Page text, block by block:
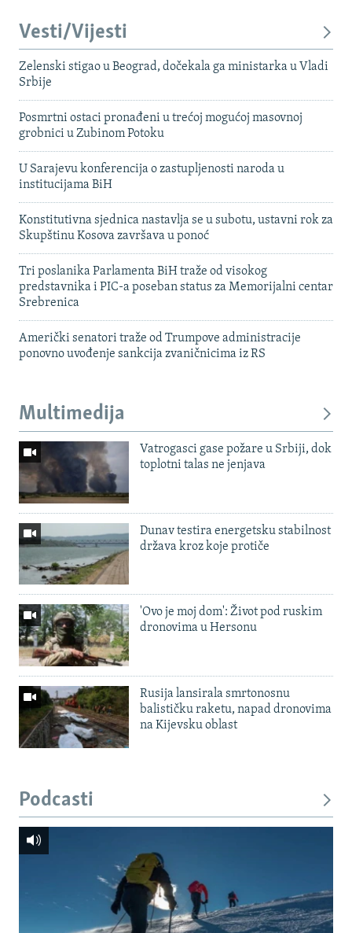
Vesti/Vijesti
Zelenski stigao u Beograd, dočekala ga ministarka u Vladi
Srbije
Posmrtni ostaci pronađeni u trećoj mogućoj masovnoj
grobnici u Zubinom Potoku
U Sarajevu konferencija o zastupljenosti naroda u
institucijama BiH
Konstitutivna sjednica nastavlja se u subotu, ustavni rok za
Skupštinu Kosova završava u ponoć
Tri poslanika Parlamenta BiH traže od visokog
predstavnika i PIC-a poseban status za Memorijalni centar
Srebrenica
Američki senatori traže od Trumpove administracije
ponovno uvođenje sankcija zvaničnicima iz RS
Multimedija
Vatrogasci gase požare u Srbiji, dok
toplotni talas ne jenjava
Dunav testira energetsku stabilnost
država kroz koje protiče
'Ovo je moj dom': Život pod ruskim
dronovima u Hersonu
Rusija lansirala smrtonosnu
balističku raketu, napad dronovima
na Kijevsku oblast
Podcasti